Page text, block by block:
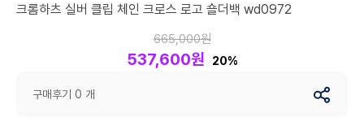
크롬하츠 실버 클립 체인 크로스 로고 숄더백 wd0972
665,000원
537,600원 20%
구매후기 0 개